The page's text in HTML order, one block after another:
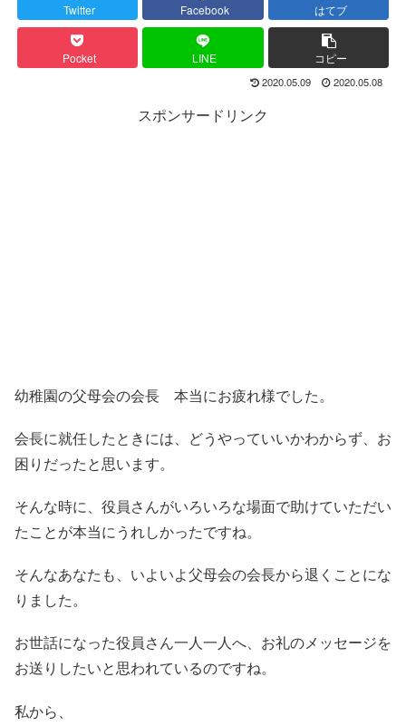
Twitter Facebook はてブ
Pocket LINE コピー
2020.05.09 2020.05.08
スポンサードリンク
幼稚園の父母会の会長 本当にお疲れ様でした。
会長に就任したときには、どうやっていいかわからず、お
困りだったと思います。
そんな時に、役員さんがいろいろな場面で助けていただい
たことが本当にうれしかったですね。
そんなあなたも、いよいよ父母会の会長から退くことにな
りました。
お世話になった役員さん一人一人へ、お礼のメッセージを
お送りしたいと思われているのですね。
私から、